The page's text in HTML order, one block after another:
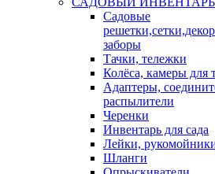
Садовые
заборы
Тачки, тележки
Колёса, камеры для
Адаптеры,
распылители
Черенки
Инвентарь для сада
Лейки,
Шланги